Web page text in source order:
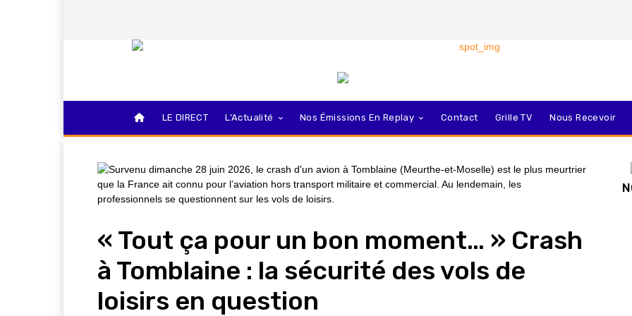
LE DIRECT L’Actualité Nos Émissions En Replay Contact Grille TV Nous Recevoir
« Tout ça pour un bon moment… » Crash
à Tomblaine : la sécurité des vols de
loisirs en question